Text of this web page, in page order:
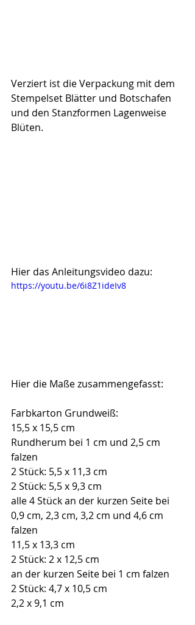
Verziert ist die Verpackung mit dem
Stempelset Blätter und Botschafen
und den Stanzformen Lagenweise
Blüten.
Hier das Anleitungsvideo dazu:
https://youtu.be/6i8Z1ideIv8
Hier die Maße zusammengefasst:
Farbkarton Grundweiß:
15,5 x 15,5 cm
Rundherum bei 1 cm und 2,5 cm
falzen
2 Stück: 5,5 x 11,3 cm
2 Stück: 5,5 x 9,3 cm
alle 4 Stück an der kurzen Seite bei
0,9 cm, 2,3 cm, 3,2 cm und 4,6 cm
falzen
11,5 x 13,3 cm
2 Stück: 2 x 12,5 cm
an der kurzen Seite bei 1 cm falzen
2 Stück: 4,7 x 10,5 cm
2,2 x 9,1 cm